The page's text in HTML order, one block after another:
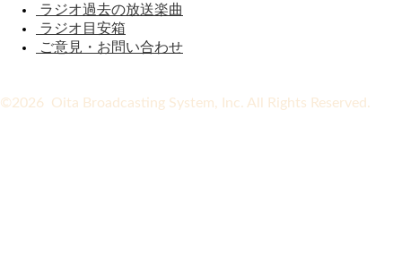
ラジオ過去の放送楽曲
ラジオ目安箱
ご意見・お問い合わせ
©2026 Oita Broadcasting System, Inc. All Rights Reserved.